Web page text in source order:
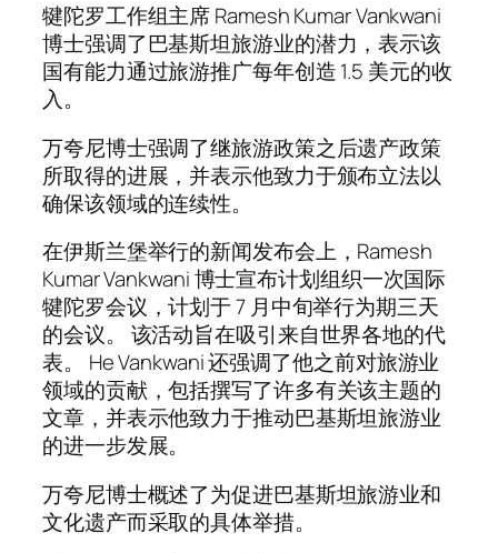
犍陀罗工作组主席 Ramesh Kumar Vankwani
博士强调了巴基斯坦旅游业的潜力，表示该
国有能力通过旅游推广每年创造 1.5 美元的收
入。
万夸尼博士强调了继旅游政策之后遗产政策
所取得的进展，并表示他致力于颁布立法以
确保该领域的连续性。
在伊斯兰堡举行的新闻发布会上，Ramesh
Kumar Vankwani 博士宣布计划组织一次国际
犍陀罗会议，计划于 7 月中旬举行为期三天
的会议。 该活动旨在吸引来自世界各地的代
表。 He Vankwani 还强调了他之前对旅游业
领域的贡献，包括撰写了许多有关该主题的
文章，并表示他致力于推动巴基斯坦旅游业
的进一步发展。
万夸尼博士概述了为促进巴基斯坦旅游业和
文化遗产而采取的具体举措。